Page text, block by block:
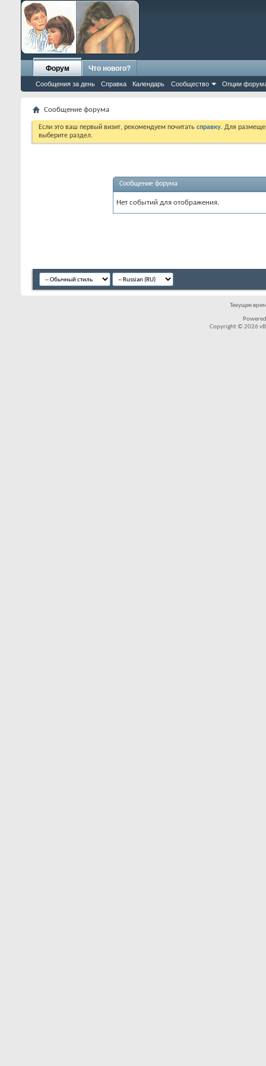
Форум
Сообщения за день Справка Календарь Сообщество Опции
Что нового?
Сообщение форума
Если это ваш первый визит, рекомендуем почитать справку. Для
выберите раздел.
Сообщение форума
Нет событий для отображения.
Текущее
Copyright © 2026